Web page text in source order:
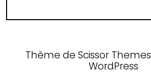
Thème de Scissor Themes
WordPress